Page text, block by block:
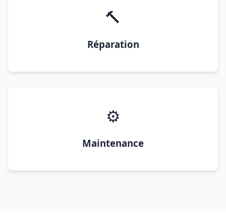
🔨
Réparation
⚙️
Maintenance